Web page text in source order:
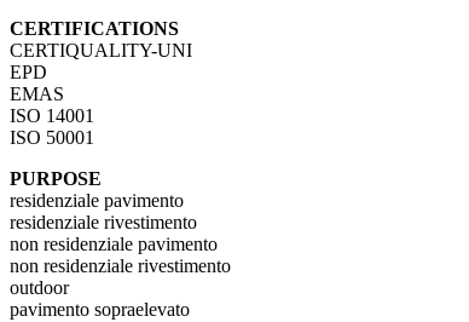
CERTIFICATIONS
CERTIQUALITY-UNI
EPD
EMAS
ISO 14001
ISO 50001
PURPOSE
residenziale pavimento
residenziale rivestimento
non residenziale pavimento
non residenziale rivestimento
outdoor
pavimento sopraelevato